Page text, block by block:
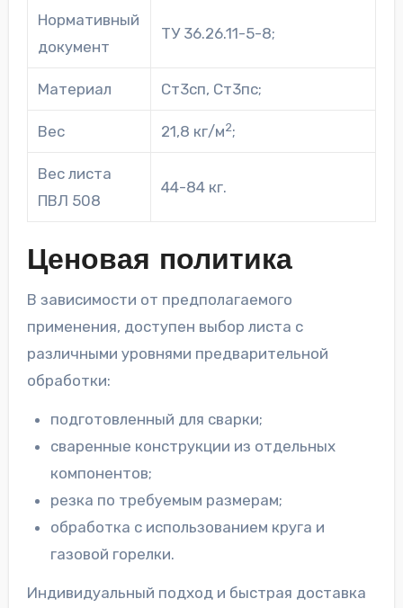
Нормативный
документ
ТУ 36.26.11-5-8;
Материал Ст3сп, Ст3пс;
Вес 21,8 кг/м2;
Вес листа
ПВЛ 508
44-84 кг.
Ценовая политика
В зависимости от предполагаемого
применения, доступен выбор листа с
различными уровнями предварительной
обработки:
подготовленный для сварки;
сваренные конструкции из отдельных
компонентов;
резка по требуемым размерам;
обработка с использованием круга и
газовой горелки.
Индивидуальный подход и быстрая доставка